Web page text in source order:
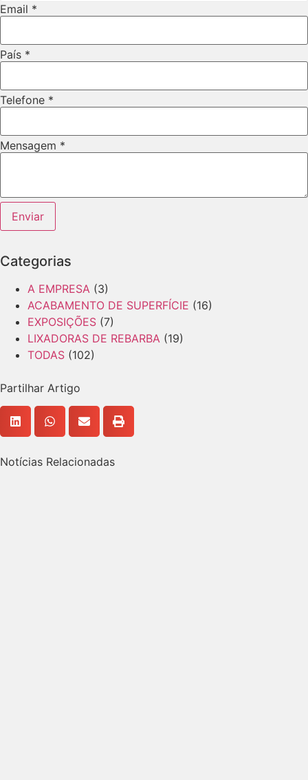
Email *
País *
Telefone *
Telefone
URL
Mensagem *
Enviar
Categorias
A EMPRESA (3)
ACABAMENTO DE SUPERFÍCIE (16)
EXPOSIÇÕES (7)
LIXADORAS DE REBARBA (19)
TODAS (102)
Partilhar Artigo
Notícias Relacionadas